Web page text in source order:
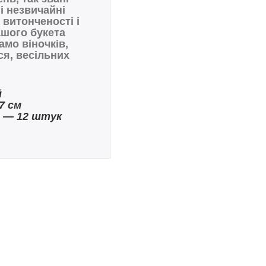
незвичайні
і
букета
віночків,
весільних
см
― 12 штук